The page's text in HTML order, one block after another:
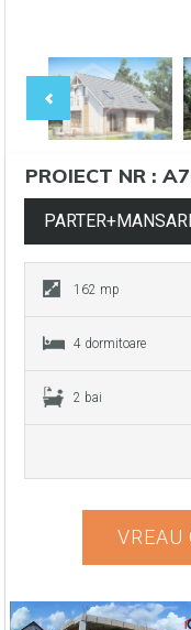
PROIECT NR :
162 mp
4 dormitoare
2 bai
VREAU